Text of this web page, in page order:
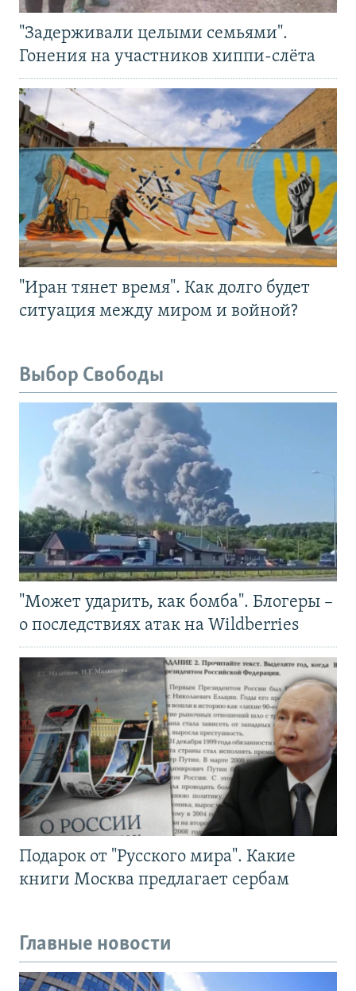
"Задерживали целыми семьями".
Гонения на участников хиппи-слёта
"Иран тянет время". Как долго будет
ситуация между миром и войной?
Выбор Свободы
"Может ударить, как бомба". Блогеры –
о последствиях атак на Wildberries
Подарок от "Русского мира". Какие
книги Москва предлагает сербам
Главные новости